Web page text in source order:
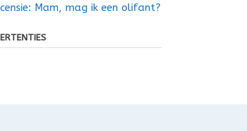
Mam, mag ik een olifant?